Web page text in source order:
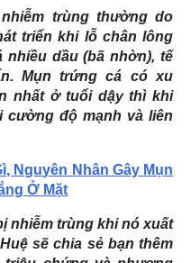
trùng thường do
triển khi lỗ chân lông
dầu (bã nhờn), tế
Mụn trứng cá có xu
nhất ở tuổi dậy thì khi
cường độ mạnh và liên
Nguyên Nhân Gây Mụn
Ở Mặt
nhiễm trùng khi nó xuất
sẽ chia sẻ bạn thêm